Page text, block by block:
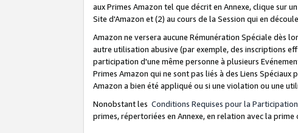
aux Primes Amazon tel que décrit en Annexe, clique sur
Site d'Amazon et (2) au cours de la Session qui en
Amazon ne versera aucune Rémunération Spéciale dès
autre utilisation abusive (par exemple, des inscriptions
participation d'une même personne à plusieurs
Primes Amazon qui ne sont pas liés à des Liens
Amazon a bien été appliqué ou si une violation ou une
Nonobstant les Conditions Requises pour la
primes, répertoriées en Annexe, en relation avec la prime